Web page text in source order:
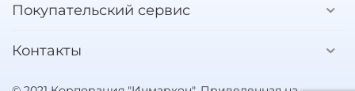
Покупательский сервис
Контакты